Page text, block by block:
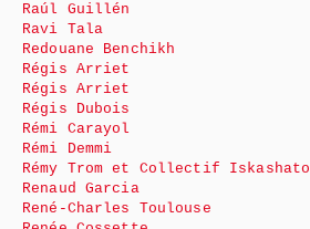
Raúl Guillén
Ravi Tala
Redouane Benchikh
Régis Arriet
Régis Arriet
Régis Dubois
Rémi Carayol
Rémi Demmi
Rémy Trom et Collectif Iskashato
Renaud Garcia
René-Charles Toulouse